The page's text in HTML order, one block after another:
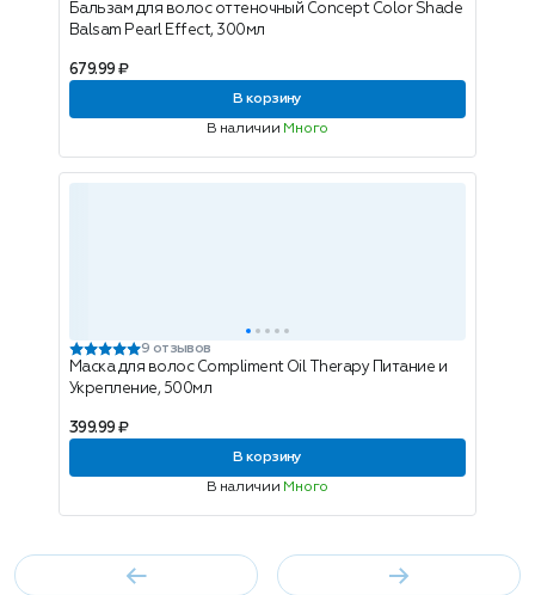
Бальзам для волос оттеночный Concept Color Shade
Balsam Pearl Effect, 300мл
679.99 ₽
В корзину
В наличии Много
9 отзывов
Маска для волос Compliment Oil Therapy Питание и
Укрепление, 500мл
399.99 ₽
В корзину
В наличии Много